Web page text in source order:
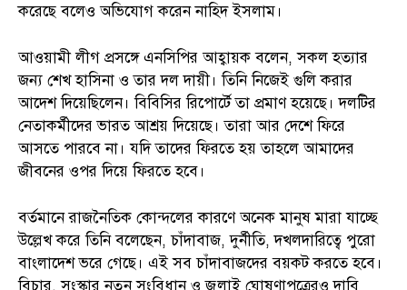
করেছে বলেও অভিযোগ করেন নাহিদ ইসলাম।
আওয়ামী লীগ প্রসঙ্গে এনসিপির আহ্বায়ক বলেন, সকল হত্যার
জন্য শেখ হাসিনা ও তার দল দায়ী। তিনি নিজেই গুলি করার
আদেশ দিয়েছিলেন। বিবিসির রিপোর্টে তা প্রমাণ হয়েছে। দলটির
নেতাকর্মীদের ভারত আশ্রয় দিয়েছে। তারা আর দেশে ফিরে
আসতে পারবে না। যদি তাদের ফিরতে হয় তাহলে আমাদের
জীবনের ওপর দিয়ে ফিরতে হবে।
বর্তমানে রাজনৈতিক কোন্দলের কারণে অনেক মানুষ মারা যাচ্ছে
উল্লেখ করে তিনি বলেছেন, চাঁদাবাজ, দুর্নীতি, দখলদারিত্বে পুরো
বাংলাদেশ ভরে গেছে। এই সব চাঁদাবাজদের বয়কট করতে হবে।
বিচার, সংস্কার নতুন সংবিধান ও জুলাই ঘোষণাপত্রেরও দাবি